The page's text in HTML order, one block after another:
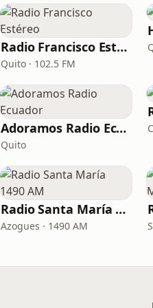
Radio Francisco Estéreo
Quito · 102.5 FM
Adoramos Radio Ecuador
Quito
Radio Santa María 1490 AM
Azogues · 1490 AM